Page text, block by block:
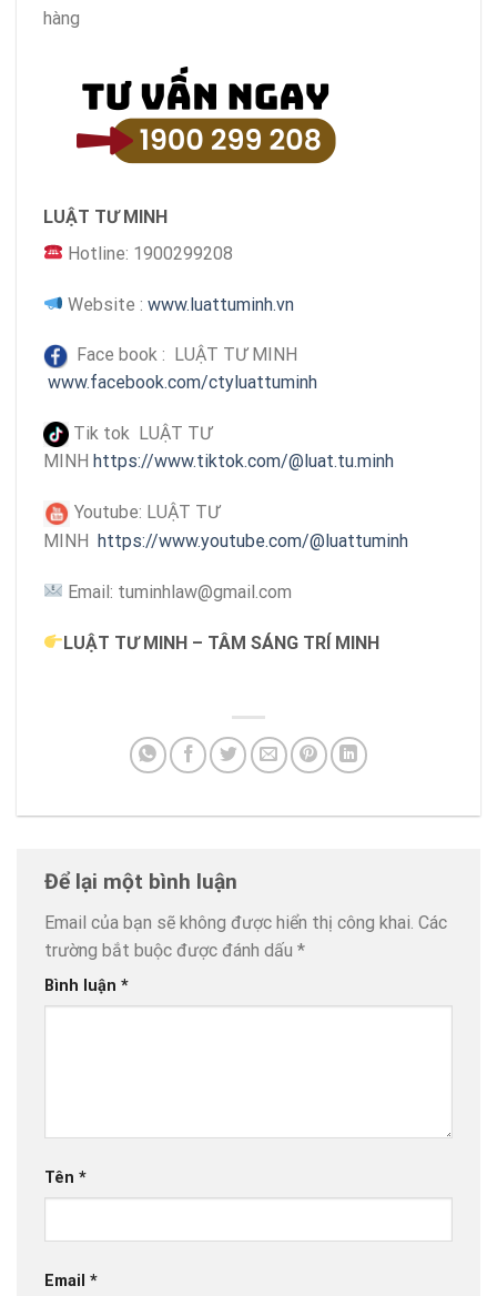
hàng
LUẬT TƯ MINH
Hotline: 1900299208
Website :www.luattuminh.vn
Face book : LUẬT TƯ MINH
www.facebook.com/ctyluattuminh
Tik tok LUẬT TƯ
MINH https://www.tiktok.com/@luat.tu.minh
Youtube: LUẬT TƯ
MINH https://www.youtube.com/@luattuminh
Email: tuminhlaw@gmail.com
LUẬT TƯ MINH – TÂM SÁNG TRÍ MINH
Để lại một bình luận
Email của bạn sẽ không được hiển thị công khai. Các
trường bắt buộc được đánh dấu *
Bình luận *
Tên *
Email *